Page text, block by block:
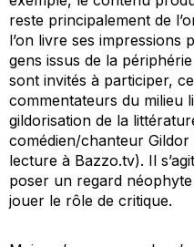
reste principalement de
l’on livre ses impressions
gens issus de la
sont invités à participer,
commentateurs du milieu
gildorisation de la
comédien/chanteur
lecture à Bazzo.tv). Il
poser un regard
jouer le rôle de critique.